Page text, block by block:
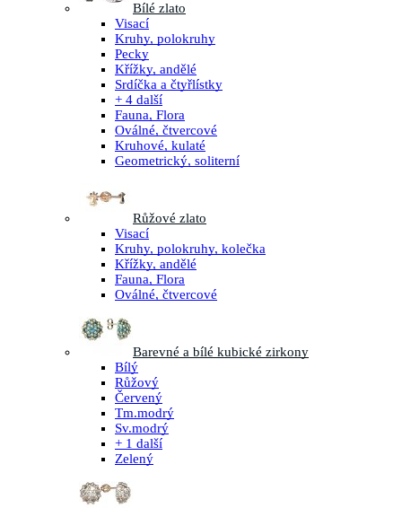
Bílé zlato
Visací
Kruhy, polokruhy
Pecky
Křížky, andělé
Srdíčka a čtyřlístky
+ 4 další
Fauna, Flora
Oválné, čtvercové
Kruhové, kulaté
Geometrický, soliterní
Růžové zlato
Visací
Kruhy, polokruhy, kolečka
Křížky, andělé
Fauna, Flora
Oválné, čtvercové
Barevné a bílé kubické zirkony
Bílý
Růžový
Červený
Tm.modrý
Sv.modrý
+ 1 další
Zelený